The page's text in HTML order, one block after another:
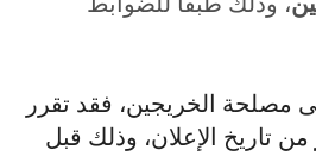
مصلحة الخريجين، فقد تقرر
من تاريخ الإعلان، وذلك قبل